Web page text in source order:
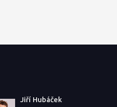
Jiří Hubáček